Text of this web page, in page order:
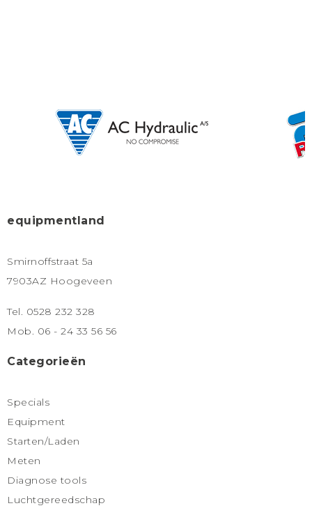
equipmentland
Smirnoffstraat 5a
7903AZ Hoogeveen
Tel. 0528 232 328
Mob. 06 - 24 33 56 56
Categorieën
Specials
Equipment
Starten/Laden
Meten
Diagnose tools
Luchtgereedschap